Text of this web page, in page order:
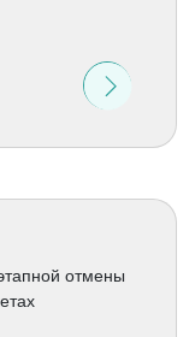
отмены